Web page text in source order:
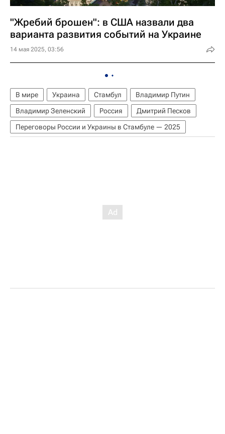
"Жребий брошен": в США назвали два
варианта развития событий на Украине
14 мая 2025, 03:56
В мире Украина Стамбул
Владимир Путин
Владимир Зеленский
Россия
Дмитрий Песков
Переговоры России и Украины в Стамбуле — 2025